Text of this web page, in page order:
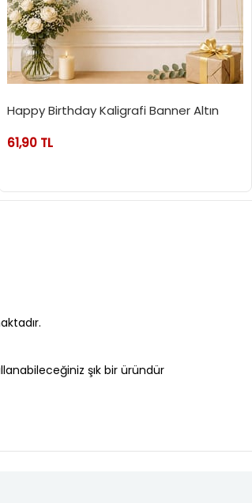
Happy Birthday Kaligrafi Banner Altın
61,90 TL
şık bir üründür